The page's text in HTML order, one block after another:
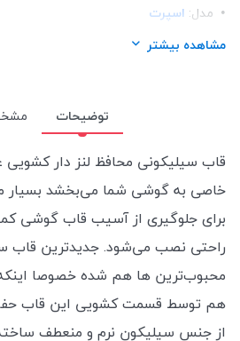
مدل: اسپرت
ساختار: سیلیکونیمشاهده بیشتر
توضیحات
قاب سیلیکونی محافظ لنز دار کشویی
خاصی به گوشی شما می‌بخشد بسیار
برای جلوگیری از آسیب قاب گوشی
راحتی نصب می‌شود. جدیدترین قاب
محبوب‌ترین ها هم شده خصوصا اینکه
هم توسط قسمت کشویی این قاب
از جنس سیلیکون نرم و منعطف